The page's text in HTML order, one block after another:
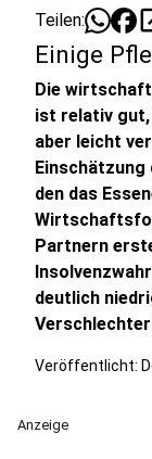
Teilen:
Einige
Die
ist relativ gut,
aber leicht
Einschätzung
den das
Partnern
deutlich
Veröffentlicht:
Anzeige